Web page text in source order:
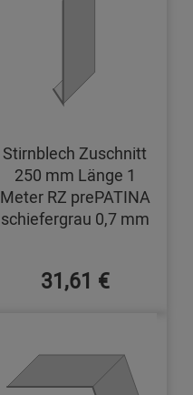
Stirnblech Zuschnitt
250 mm Länge 1
Meter RZ prePATINA
schiefergrau 0,7 mm
31,61 €